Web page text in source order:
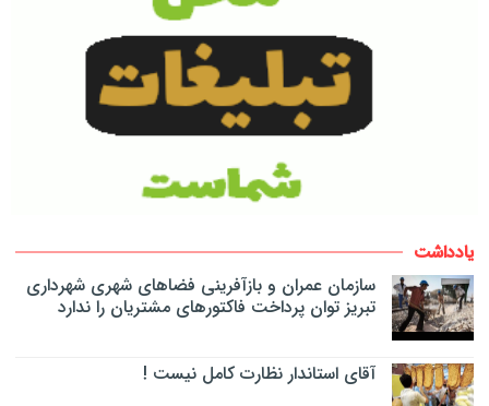
یادداشت
سازمان عمران و بازآفرینی فضاهای شهری شهرداری
تبریز توان پرداخت فاکتورهای مشتریان را ندارد
آقای استاندار نظارت کامل نیست !